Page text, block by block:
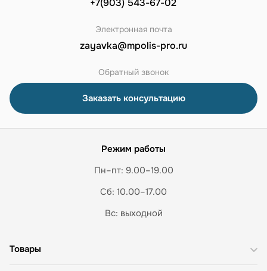
+7(903) 543-67-02
Электронная почта
zayavka@mpolis-pro.ru
Обратный звонок
Заказать консультацию
Режим работы
Пн–пт: 9.00–19.00
Сб: 10.00–17.00
Вс: выходной
Товары